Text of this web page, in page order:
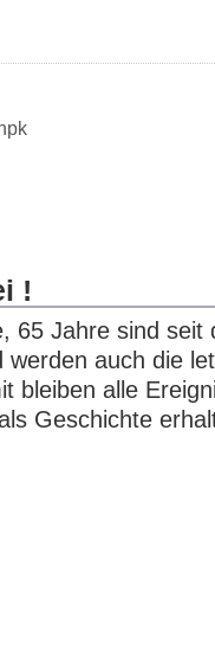
!
65 Jahre sind seit
werden auch die
bleiben alle
Geschichte